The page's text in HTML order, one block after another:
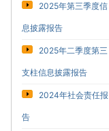
2025年第三季度信
息披露报告
2025年二季度第三
支柱信息披露报告
2024年社会责任报
告